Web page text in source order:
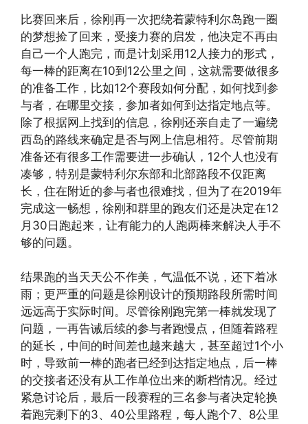
比赛回来后，徐刚再一次把绕着蒙特利尔岛跑一圈
的梦想捡了回来，受接力赛的启发，他决定不再由
自己一个人跑完，而是计划采用12人接力的形式，
每一棒的距离在10到12公里之间，这就需要做很多
的准备工作，比如12个赛段如何分配，如何找到参
与者，在哪里交接，参加者如何到达指定地点等。
除了根据网上找到的信息，徐刚还亲自走了一遍绕
西岛的路线来确定是否与网上信息相符。尽管前期
准备还有很多工作需要进一步确认，12个人也没有
凑够，特别是蒙特利尔东部和北部路段不仅距离
长，住在附近的参与者也很难找，但为了在2019年
完成这一畅想，徐刚和群里的跑友们还是决定在12
月30日跑起来，让有能力的人跑两棒来解决人手不
够的问题。
结果跑的当天天公不作美，气温低不说，还下着冰
雨；更严重的问题是徐刚设计的预期路段所需时间
远远高于实际时间。尽管徐刚跑完第一棒就发现了
问题，一再告诫后续的参与者跑慢点，但随着路程
的延长，中间的时间差也越来越大，甚至超过1个小
时，导致前一棒的跑者已经到达指定地点，后一棒
的交接者还没有从工作单位出来的断档情况。经过
紧急讨论后，最后一段赛程的三名参与者决定轮换
着跑完剩下的3、40公里路程，每人跑个7、8公里